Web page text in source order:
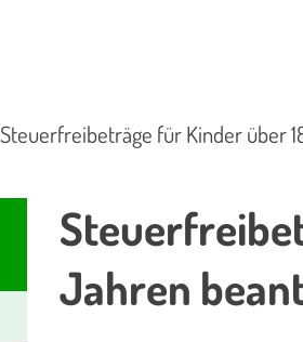
Steuerfreibeträge für Kinder über
Jahren